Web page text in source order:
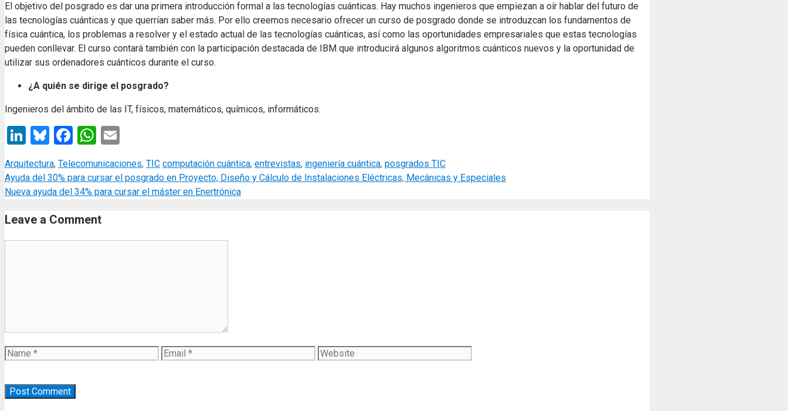
El objetivo del posgrado es dar una primera introducción formal a las tecnologías cuánticas. Hay muchos ingenieros que empiezan a oír hablar del futuro de
las tecnologías cuánticas y que querrían saber más. Por ello creemos necesario ofrecer un curso de posgrado donde se introduzcan los fundamentos de
física cuántica, los problemas a resolver y el estado actual de las tecnologías cuánticas, así como las oportunidades empresariales que estas tecnologías
pueden conllevar. El curso contará también con la participación destacada de IBM que introducirá algunos algoritmos cuánticos nuevos y la oportunidad de
utilizar sus ordenadores cuánticos durante el curso.
¿A quién se dirige el posgrado?
Ingenieros del ámbito de las IT, físicos, matemáticos, químicos, informáticos.
LinkedIn
Bluesky
Facebook
WhatsApp
Categories
Arquitectura, Telecomunicaciones, TIC Tags
computación cuántica, entrevistas, ingeniería cuántica, posgrados TIC
Ayuda del 30% para cursar el posgrado en Proyecto, Diseño y Cálculo de Instalaciones Eléctricas, Mecánicas y Especiales
Nueva ayuda del 34% para cursar el máster en Enertrónica
Leave a Comment
Name Email Website